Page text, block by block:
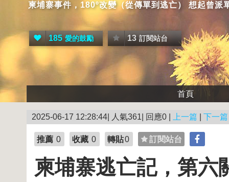
柬埔寨事件，180º改變（從傳單到逃亡） 想起曾
185 愛的鼓勵 13 訂閱站台
首頁
2025-06-17 12:28:44| 人氣361| 回應0 | 上一篇 下一篇
推薦 0 收藏 0 轉貼0 訂閱站台
柬埔寨逃亡記，第六